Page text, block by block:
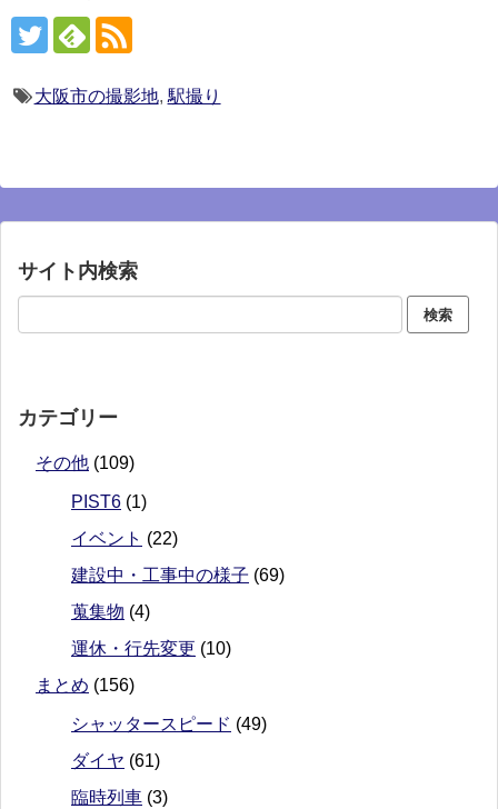
大阪市の撮影地, 駅撮り
サイト内検索
カテゴリー
その他 (109)
PIST6 (1)
イベント (22)
建設中・工事中の様子 (69)
蒐集物 (4)
運休・行先変更 (10)
まとめ (156)
シャッタースピード (49)
ダイヤ (61)
臨時列車 (3)